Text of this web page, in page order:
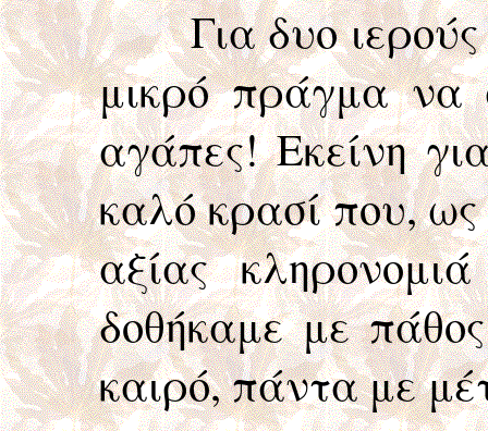
Για δυο ιερούς
μικρό πράγμα να
αγάπες! Εκείνη
καλό κρασί που,
αξίας
δοθήκαμε με
καιρό, πάντα με